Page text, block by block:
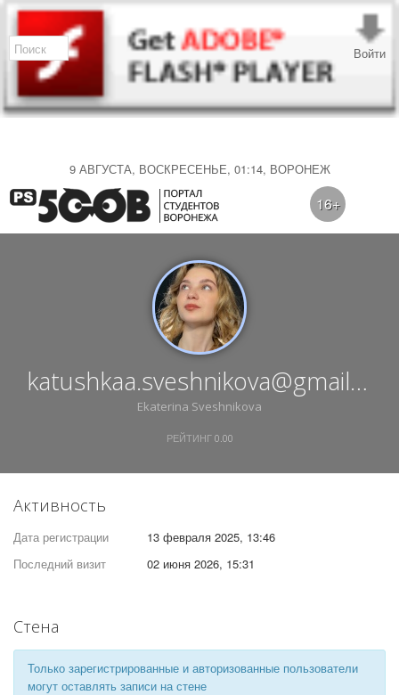
9 АВГУСТА, ВОСКРЕСЕНЬЕ, 01:14, ВОРОНЕЖ
Войти
16+
katushkaa.sveshnikova@gmail.co
Ekaterina Sveshnikova
РЕЙТИНГ 0.00
Активность
Дата регистрации
13 февраля 2025, 13:46
Последний визит
02 июня 2026, 15:31
Стена
Только зарегистрированные и авторизованные пользователи
могут оставлять записи на стене